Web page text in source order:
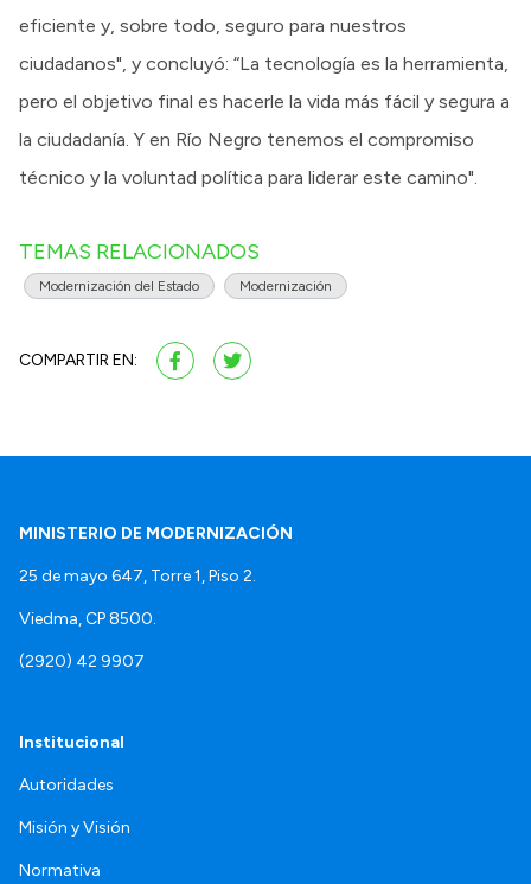
eficiente y, sobre todo, seguro para nuestros
ciudadanos", y concluyó: “La tecnología es la herramienta,
pero el objetivo final es hacerle la vida más fácil y segura a
la ciudadanía. Y en Río Negro tenemos el compromiso
técnico y la voluntad política para liderar este camino".
TEMAS RELACIONADOS
Modernización del Estado Modernización
COMPARTIR EN:
MINISTERIO DE MODERNIZACIÓN
25 de mayo 647, Torre 1, Piso 2.
Viedma, CP 8500.
(2920) 42 9907
Institucional
Autoridades
Misión y Visión
Normativa